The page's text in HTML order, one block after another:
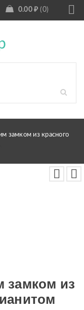
0.00 ₽ 0
замком из красного
замком из